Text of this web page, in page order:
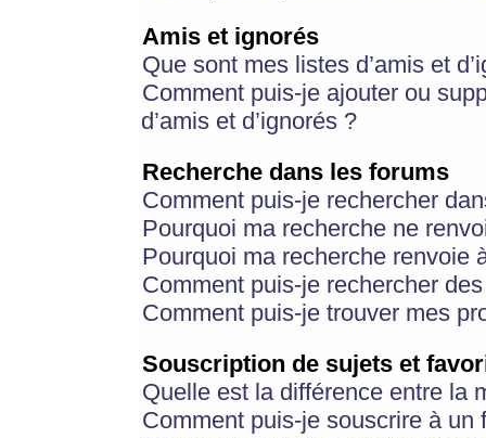
Amis et ignorés
Que sont mes listes d’amis et
Comment puis-je ajouter ou
d’amis et d’ignorés ?
Recherche dans les forums
Comment puis-je rechercher
Pourquoi ma recherche ne
Pourquoi ma recherche renvoie
Comment puis-je rechercher
Comment puis-je trouver mes
Souscription de sujets et
Quelle est la différence entre la
Comment puis-je souscrire à